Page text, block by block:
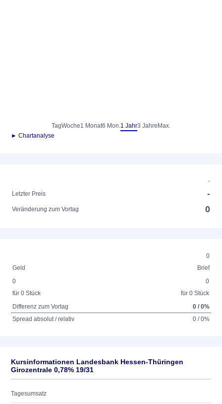
TagWoche1 Monat6 Mon.1 Jahr3 Jahre Max.
► Chartanalyse
-
Letzter Preis
-
Veränderung zum Vortag 0
0
Geld
Brief
0
für 0 Stück
0
für 0 Stück
Differenz zum Vortag
0 / 0%
Spread absolut / relativ
0 / 0%
Kursinformationen Landesbank Hessen-Thüringen
Girozentrale 0,78% 19/31
Tagesumsatz